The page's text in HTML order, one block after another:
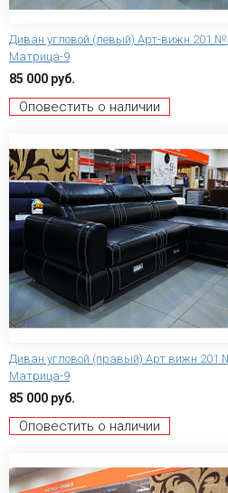
Диван угловой (левый) Арт-вижн 201
Матрица-9
85 000 руб.
Оповестить о наличии
Диван угловой (правый) Арт вижн 201
Матрица-9
85 000 руб.
Оповестить о наличии